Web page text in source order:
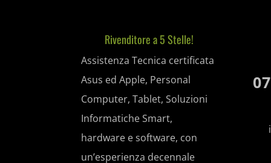
Rivenditore a 5 Stelle!
Assistenza Tecnica certificata
Asus ed Apple, Personal
Computer, Tablet, Soluzioni
Informatiche Smart,
hardware e software, con
un’esperienza decennale
wfwaf-
_gcl_au